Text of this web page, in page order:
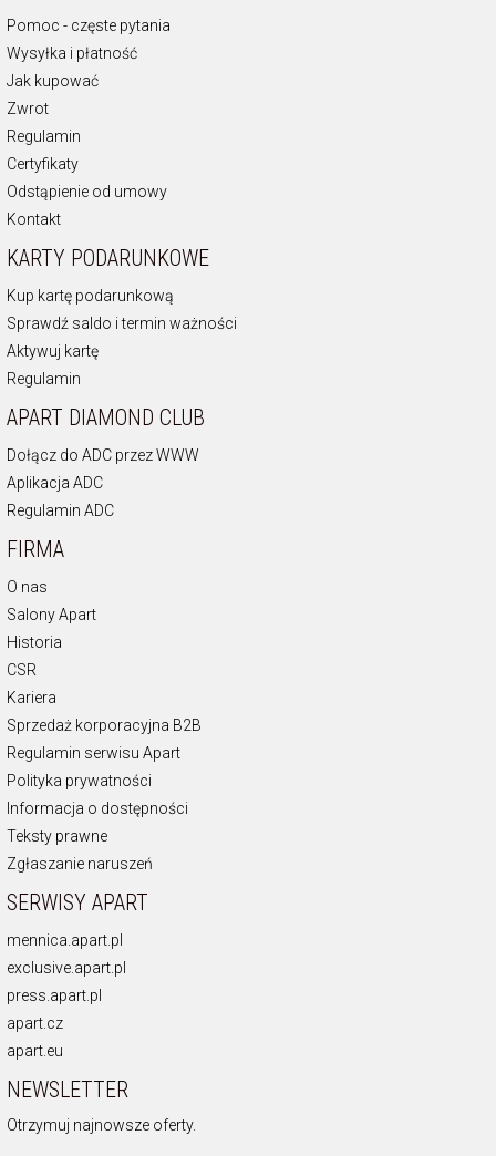
Pomoc - częste pytania
Wysyłka i płatność
Jak kupować
Zwrot
Regulamin
Certyfikaty
Odstąpienie od umowy
Kontakt
KARTY PODARUNKOWE
Kup kartę podarunkową
Sprawdź saldo i termin ważności
Aktywuj kartę
Regulamin
APART DIAMOND CLUB
Dołącz do ADC przez WWW
Aplikacja ADC
Regulamin ADC
FIRMA
O nas
Salony Apart
Historia
CSR
Kariera
Sprzedaż korporacyjna B2B
Regulamin serwisu Apart
Polityka prywatności
Informacja o dostępności
Teksty prawne
Zgłaszanie naruszeń
SERWISY APART
mennica.apart.pl
exclusive.apart.pl
press.apart.pl
apart.cz
apart.eu
NEWSLETTER
Otrzymuj najnowsze oferty.